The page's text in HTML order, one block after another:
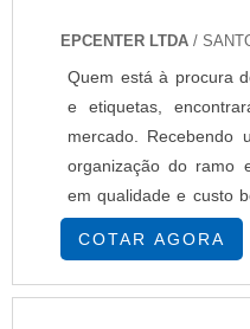
EPCENTER LTDA /
Quem está à procura
e etiquetas,
mercado. Recebendo
organização do ramo
em qualidade e custo
é impressora de
melhores
excelente custo-
COTAR AGORA